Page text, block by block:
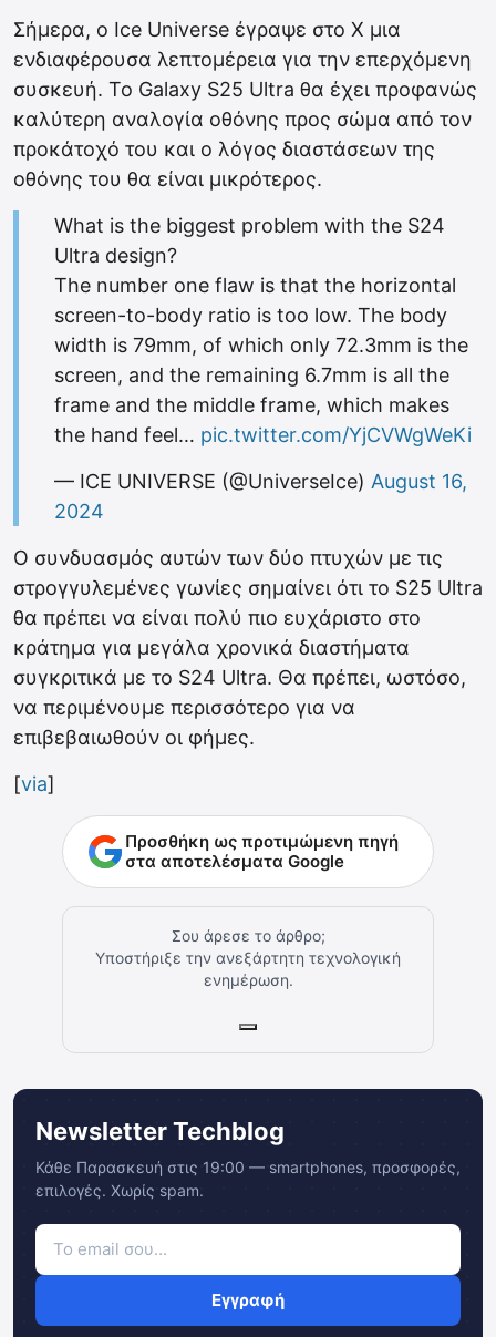
Σήμερα, ο Ice Universe έγραψε στο X μια
ενδιαφέρουσα λεπτομέρεια για την επερχόμενη
συσκευή. Το Galaxy S25 Ultra θα έχει προφανώς
καλύτερη αναλογία οθόνης προς σώμα από τον
προκάτοχό του και ο λόγος διαστάσεων της
οθόνης του θα είναι μικρότερος.
What is the biggest problem with the S24
Ultra design?
The number one flaw is that the horizontal
screen-to-body ratio is too low. The body
width is 79mm, of which only 72.3mm is the
screen, and the remaining 6.7mm is all the
frame and the middle frame, which makes
the hand feel… pic.twitter.com/YjCVWgWeKi
— ICE UNIVERSE (@UniverseIce) August 16,
2024
Ο συνδυασμός αυτών των δύο πτυχών με τις
στρογγυλεμένες γωνίες σημαίνει ότι το S25 Ultra
θα πρέπει να είναι πολύ πιο ευχάριστο στο
κράτημα για μεγάλα χρονικά διαστήματα
συγκριτικά με το S24 Ultra. Θα πρέπει, ωστόσο,
να περιμένουμε περισσότερο για να
επιβεβαιωθούν οι φήμες.
[via]
Προσθήκη ως προτιμώμενη πηγή
στα αποτελέσματα Google
Σου άρεσε το άρθρο;
Υποστήριξε την ανεξάρτητη τεχνολογική
ενημέρωση.
Newsletter Techblog
Κάθε Παρασκευή στις 19:00 — smartphones, προσφορές,
επιλογές. Χωρίς spam.
Εγγραφή